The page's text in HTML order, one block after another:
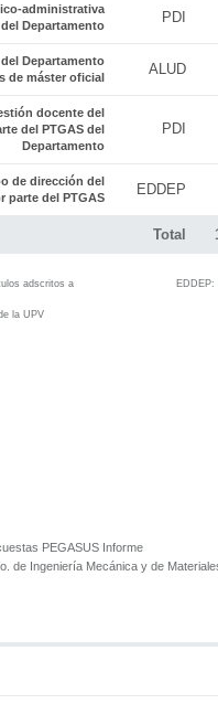
Total
administrativa
Departamento
PDI
Departamento
de máster oficial
ALUD
docente del
del PTGAS del
Departamento
PDI
de dirección del
parte del PTGAS
EDDEP
adscritos a
la UPV
EDDEP:
PEGASUS Informe
de Ingeniería Mecánica y de